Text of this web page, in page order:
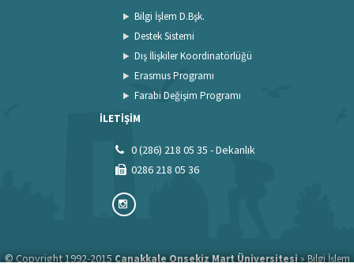
Bilgi İşlem D.Bşk.
Destek Sistemi
Dış İlişkiler Koordinatörlüğü
Erasmus Programı
Farabi Değişim Programı
İLETİŞİM
0 (286) 218 05 35 - Dekanlık
0286 218 05 36
© Copyright 1992-2015Çanakkale Onsekiz Mart Üniversitesi»Bilgi İşlem